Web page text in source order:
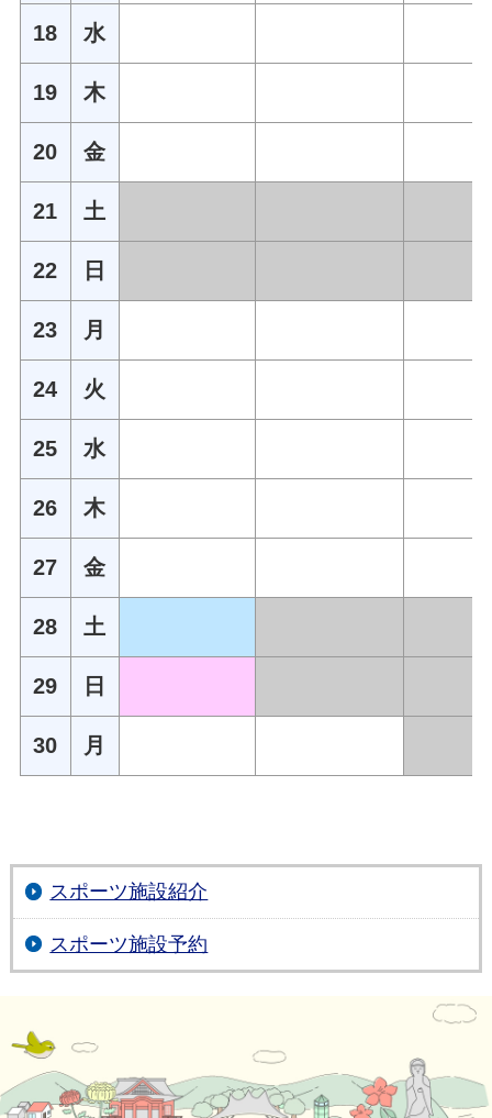
18 水
19 木
20 金
21 土
22 日
23 月
24 火
25 水
26 木
27 金
28 土
29 日
30 月
スポーツ施設紹介
スポーツ施設予約